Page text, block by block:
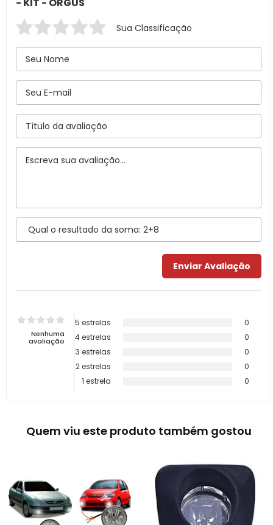
Sua Classificação
Nenhuma
avaliação
5 estrelas
0
4 estrelas
0
3 estrelas
0
2 estrelas
0
1 estrela
0
Quem viu este produto também gostou